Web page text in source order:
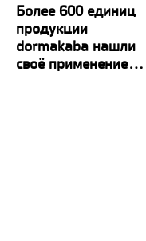
Более 600 единиц
продукции
dormakaba нашли
своё применение...